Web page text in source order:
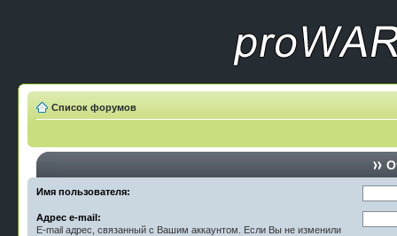
Список форумов
Имя пользователя:
Адрес e-mail:
E-mail адрес, связанный с Вашим аккаунтом. Если Вы не изменили